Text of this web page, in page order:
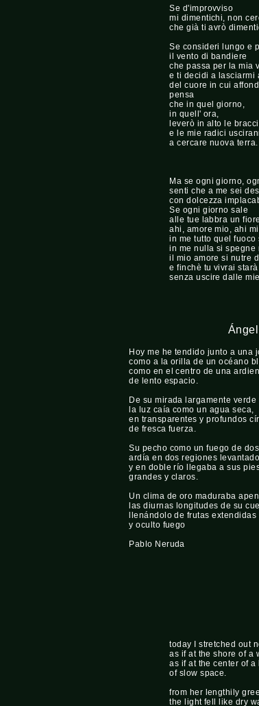
Se d'improvviso
mi dimentichi, non
che già ti avrò
Se consideri lungo e
il vento di bandiere
che passa per la mia
e ti decidi a lasciarmi
del cuore in cui
pensa
che in quel giorno,
in quell' ora,
leverò in alto le
e le mie radici
a cercare nuova terra.
Ma se ogni giorno,
senti che a me sei
con dolcezza
Se ogni giorno sale
alle tue labbra un
ahi, amore mio, ahi
in me tutto quel fuoco
in me nulla si spegne
il mio amore si nutre
e finchè tu vivrai
senza uscire dalle
Hoy me he tendido junto a una
como a la orilla de un océano
como en el centro de una
de lento espacio.
De su mirada largamente verde
la luz caía como un agua seca,
en transparentes y profundos
de fresca fuerza.
Su pecho como un fuego de
ardía en dos regiones
y en doble río llegaba a sus
grandes y claros.
Un clima de oro maduraba
las diurnas longitudes de su
llenándolo de frutas extendidas
y oculto fuego
Pablo Neruda
today I stretched out
as if at the shore of a
as if at the center of a
of slow space.
from her lengthily
the light fell like dry